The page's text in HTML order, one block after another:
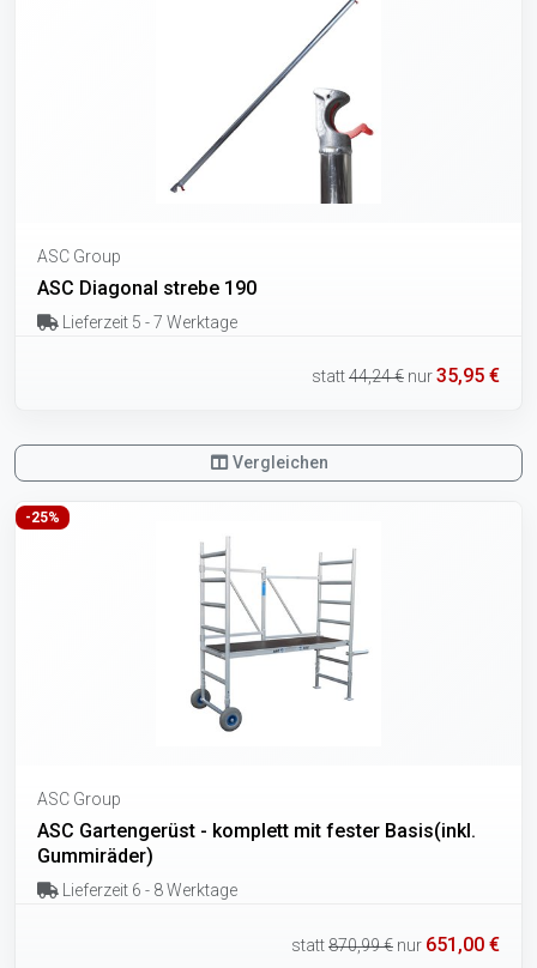
ASC Group
ASC Diagonal strebe 190
Lieferzeit 5 - 7 Werktage
statt44,24 € nur35,95 €
Vergleichen
-25%
ASC Group
ASC Gartengerüst - komplett mit fester Basis(inkl.
Gummiräder)
Lieferzeit 6 - 8 Werktage
statt870,99 € nur 651,00 €